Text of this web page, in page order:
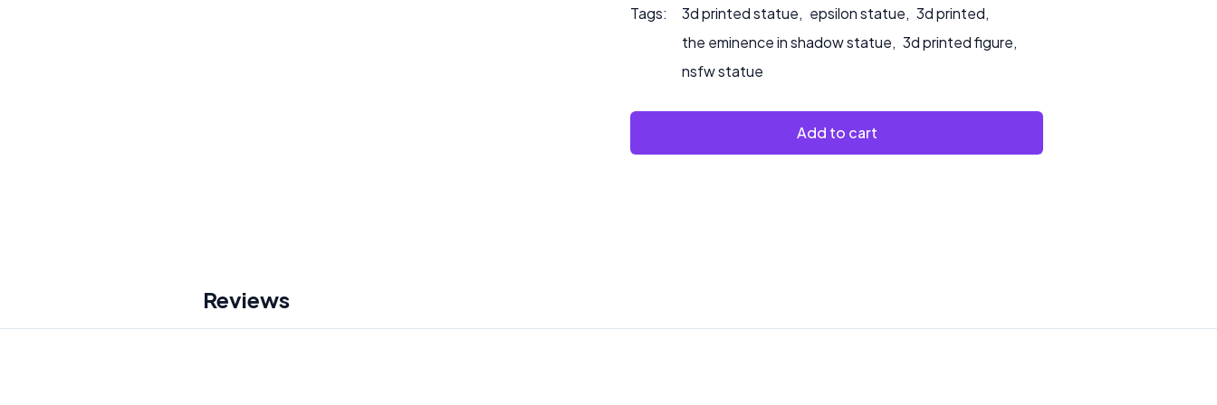
Tags: 3d printed statue, epsilon statue, 3d printed,
the eminence in shadow statue, 3d printed figure,
nsfw statue
Add to cart
Reviews